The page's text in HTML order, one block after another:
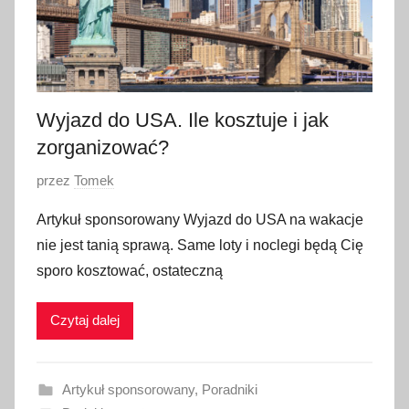
Wyjazd do USA. Ile kosztuje i jak
zorganizować?
O
u
b
l
i
a
przez Tomek
Artykuł sponsorowany Wyjazd do USA na wakacje
nie jest tanią sprawą. Same loty i noclegi będą Cię
sporo kosztować, ostateczną
Czytaj dalej
Artykuł sponsorowany, Poradniki